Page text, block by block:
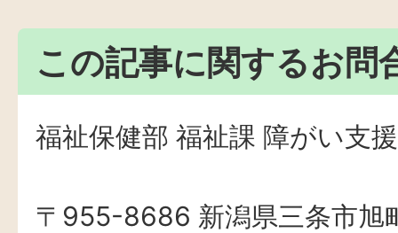
この記事に関するお問
福祉保健部 福祉課 障がい支
〒955-8686 新潟県三条市旭